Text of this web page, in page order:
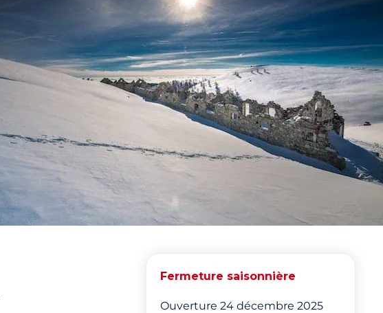
Fermeture saisonnière
Ouverture 24 décembre 2025